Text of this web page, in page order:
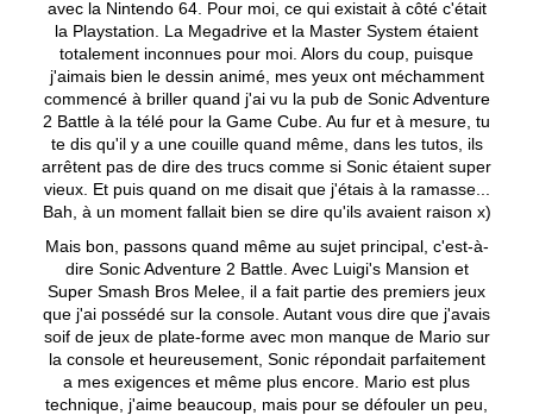
avec la Nintendo 64. Pour moi, ce qui existait à côté c'était
la Playstation. La Megadrive et la Master System étaient
totalement inconnues pour moi. Alors du coup, puisque
j'aimais bien le dessin animé, mes yeux ont méchamment
commencé à briller quand j'ai vu la pub de Sonic Adventure
2 Battle à la télé pour la Game Cube. Au fur et à mesure, tu
te dis qu'il y a une couille quand même, dans les tutos, ils
arrêtent pas de dire des trucs comme si Sonic étaient super
vieux. Et puis quand on me disait que j'étais à la ramasse...
Bah, à un moment fallait bien se dire qu'ils avaient raison x)
Mais bon, passons quand même au sujet principal, c'est-à-
dire Sonic Adventure 2 Battle. Avec Luigi's Mansion et
Super Smash Bros Melee, il a fait partie des premiers jeux
que j'ai possédé sur la console. Autant vous dire que j'avais
soif de jeux de plate-forme avec mon manque de Mario sur
la console et heureusement, Sonic répondait parfaitement
a mes exigences et même plus encore. Mario est plus
technique, j'aime beaucoup, mais pour se défouler un peu,